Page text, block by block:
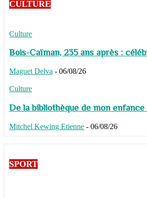
CULTURE
Culture
Bois-Caïman, 235 ans après :
Maguet Delva - 06/08/26
Culture
De la bibliothèque de mon
Mitchel Kewing Etienne - 06/08/26
SPORT